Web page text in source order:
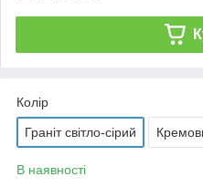
Колір
Граніт світло-сірий
В наявності